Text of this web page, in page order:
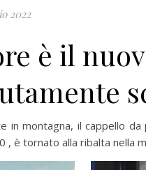
2022
è il
in montagna, il cappello
, è tornato alla ribalta nella